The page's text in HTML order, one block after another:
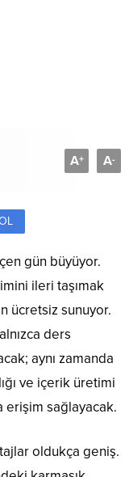
A+ A-
gün büyüyor.
ileri taşımak
ücretsiz sunuyor.
ders
aynı zamanda
ve içerik üretimi
sağlayacak.
oldukça geniş.